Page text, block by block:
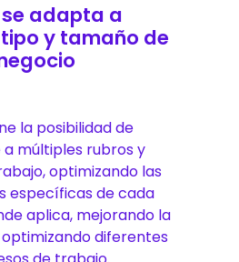
adapta a
y tamaño de
la posibilidad de
múltiples rubros y
optimizando las
específicas de cada
aplica, mejorando la
diferentes